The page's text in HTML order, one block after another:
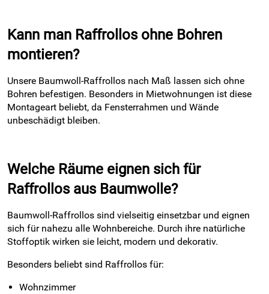
Kann man Raffrollos ohne Bohren
montieren?
Unsere Baumwoll-Raffrollos nach Maß lassen sich ohne
Bohren befestigen. Besonders in Mietwohnungen ist diese
Montageart beliebt, da Fensterrahmen und Wände
unbeschädigt bleiben.
Welche Räume eignen sich für
Raffrollos aus Baumwolle?
Baumwoll-Raffrollos sind vielseitig einsetzbar und eignen
sich für nahezu alle Wohnbereiche. Durch ihre natürliche
Stoffoptik wirken sie leicht, modern und dekorativ.
Besonders beliebt sind Raffrollos für:
Wohnzimmer